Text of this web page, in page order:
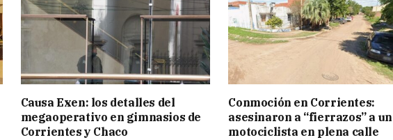
Causa Exen: los detalles del
megaoperativo en gimnasios de
Corrientes y Chaco
Conmoción en Corrientes:
asesinaron a “fierrazos” a un
motociclista en plena calle